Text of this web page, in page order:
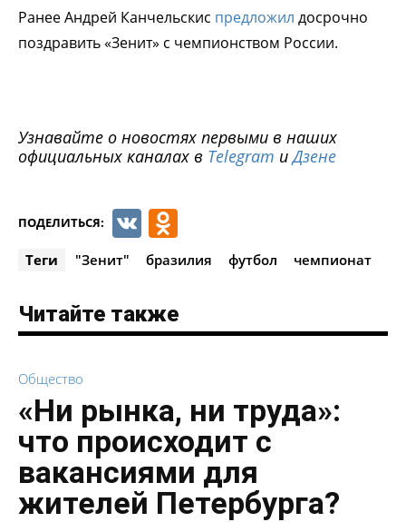
Ранее Андрей Канчельскис предложил досрочно
поздравить «Зенит» с чемпионством России.
Узнавайте о новостях первыми в наших
официальных каналах в Telegram иДзене
ПОДЕЛИТЬСЯ: VK
Теги "Зенит" бразилия футбол чемпионат
Читайте также
Общество
«Ни рынка, ни труда»:
что происходит с
вакансиями для
жителей Петербурга?